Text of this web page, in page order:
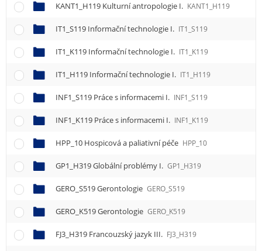
KANT1_H119 Kulturní antropologie I. KANT1_H119
IT1_S119 Informační technologie I. IT1_S119
IT1_K119 Informační technologie I. IT1_K119
IT1_H119 Informační technologie I. IT1_H119
INF1_S119 Práce s informacemi I. INF1_S119
INF1_K119 Práce s informacemi I. INF1_K119
HPP_10 Hospicová a paliativní péče HPP_10
GP1_H319 Globální problémy I. GP1_H319
GERO_S519 Gerontologie GERO_S519
GERO_K519 Gerontologie GERO_K519
FJ3_H319 Francouzský jazyk III. FJ3_H319